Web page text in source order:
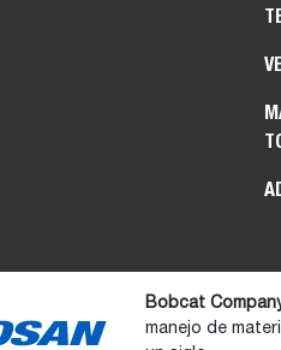
Bobcat
manejo de